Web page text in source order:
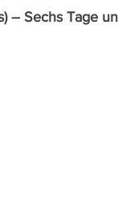
– Sechs Tage